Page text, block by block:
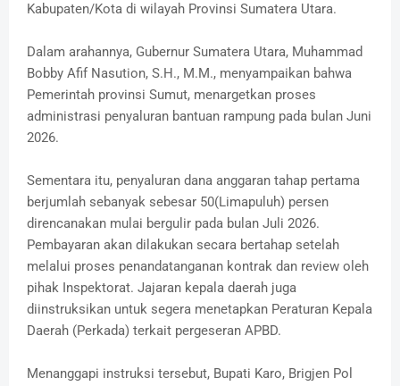
Kabupaten/Kota di wilayah Provinsi Sumatera Utara.
Dalam arahannya, Gubernur Sumatera Utara, Muhammad
Bobby Afif Nasution, S.H., M.M., menyampaikan bahwa
Pemerintah provinsi Sumut, menargetkan proses
administrasi penyaluran bantuan rampung pada bulan Juni
2026.
Sementara itu, penyaluran dana anggaran tahap pertama
berjumlah sebanyak sebesar 50(Limapuluh) persen
direncanakan mulai bergulir pada bulan Juli 2026.
Pembayaran akan dilakukan secara bertahap setelah
melalui proses penandatanganan kontrak dan review oleh
pihak Inspektorat. Jajaran kepala daerah juga
diinstruksikan untuk segera menetapkan Peraturan Kepala
Daerah (Perkada) terkait pergeseran APBD.
Menanggapi instruksi tersebut, Bupati Karo, Brigjen Pol